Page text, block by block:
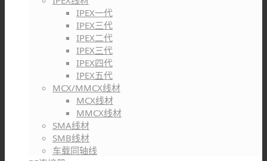
IPEX一代
IPEX三代
IPEX二代
IPEX三代
IPEX四代
IPEX五代
MCX/MMCX线材
MCX线材
MMCX线材
SMA线材
SMB线材
车载同轴线